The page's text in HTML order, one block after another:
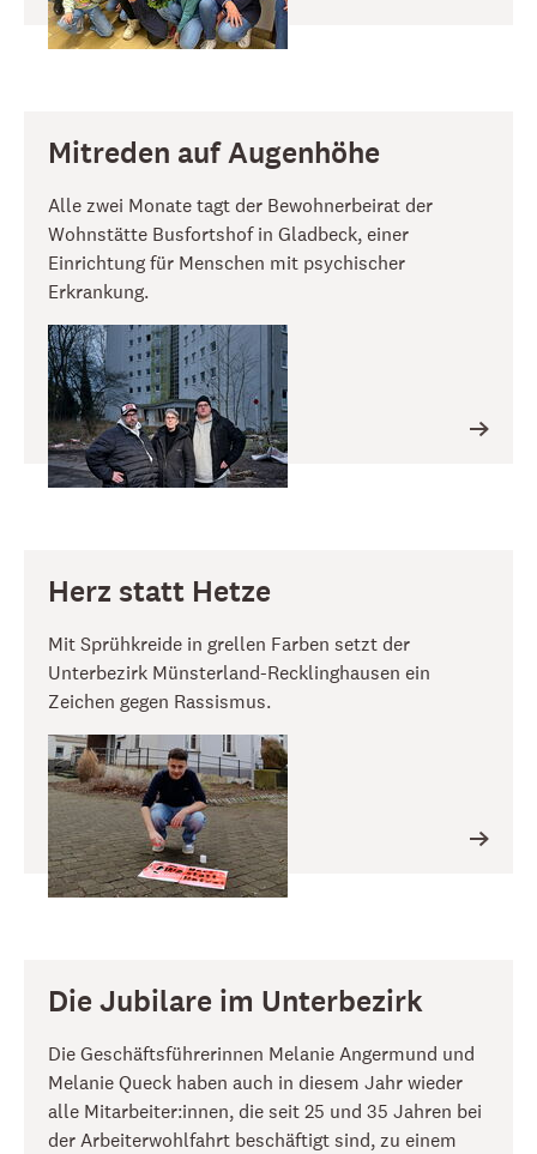
Mitreden auf Augenhöhe
Alle zwei Monate tagt der Bewohnerbeirat der
Wohnstätte Busfortshof in Gladbeck, einer
Einrichtung für Menschen mit psychischer
Erkrankung.
Herz statt Hetze
Mit Sprühkreide in grellen Farben setzt der
Unterbezirk Münsterland-Recklinghausen ein
Zeichen gegen Rassismus.
Die Jubilare im Unterbezirk
Die Geschäftsführerinnen Melanie Angermund und
Melanie Queck haben auch in diesem Jahr wieder
alle Mitarbeiter:innen, die seit 25 und 35 Jahren bei
der Arbeiterwohlfahrt beschäftigt sind, zu einem